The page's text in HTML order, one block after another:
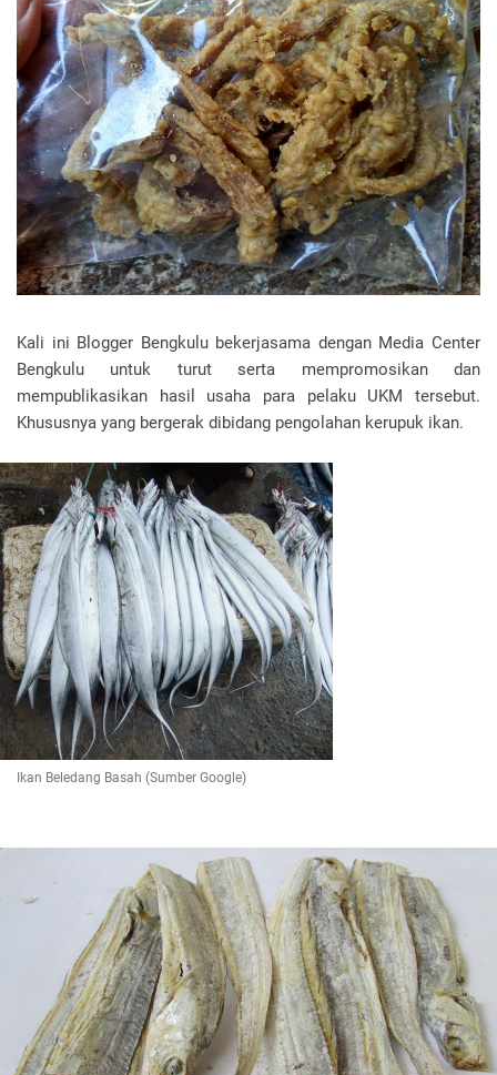
Kali ini Blogger Bengkulu bekerjasama dengan Media Center
Bengkulu untuk turut serta mempromosikan dan
mempublikasikan hasil usaha para pelaku UKM tersebut.
Khususnya yang bergerak dibidang pengolahan kerupuk ikan.
Ikan Beledang Basah (Sumber Google)